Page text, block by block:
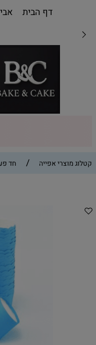
דף הבית
קטלוג מוצרי אפייה / חד